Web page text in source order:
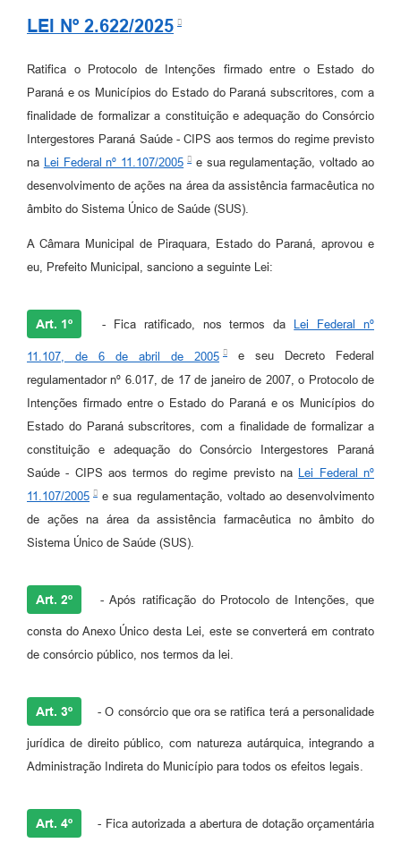
LEI Nº 2.622/2025
Ratifica o Protocolo de Intenções firmado entre o Estado do
Paraná e os Municípios do Estado do Paraná subscritores, com a
finalidade de formalizar a constituição e adequação do Consórcio
Intergestores Paraná Saúde - CIPS aos termos do regime previsto
na Lei Federal nº 11.107/2005
e sua regulamentação, voltado ao
desenvolvimento de ações na área da assistência farmacêutica no
âmbito do Sistema Único de Saúde (SUS).
A Câmara Municipal de Piraquara, Estado do Paraná, aprovou e
eu, Prefeito Municipal, sanciono a seguinte Lei:
Art. 1º - Fica ratificado, nos termos da Lei Federal nº
11.107, de 6 de abril de 2005
e seu Decreto Federal
regulamentador nº 6.017, de 17 de janeiro de 2007, o Protocolo de
Intenções firmado entre o Estado do Paraná e os Municípios do
Estado do Paraná subscritores, com a finalidade de formalizar a
constituição e adequação do Consórcio Intergestores Paraná
Saúde - CIPS aos termos do regime previsto na Lei Federal nº
11.107/2005
e sua regulamentação, voltado ao desenvolvimento
de ações na área da assistência farmacêutica no âmbito do
Sistema Único de Saúde (SUS).
Art. 2º - Após ratificação do Protocolo de Intenções, que
consta do Anexo Único desta Lei, este se converterá em contrato
de consórcio público, nos termos da lei.
Art. 3º - O consórcio que ora se ratifica terá a personalidade
jurídica de direito público, com natureza autárquica, integrando a
Administração Indireta do Município para todos os efeitos legais.
Art. 4º - Fica autorizada a abertura de dotação orçamentária